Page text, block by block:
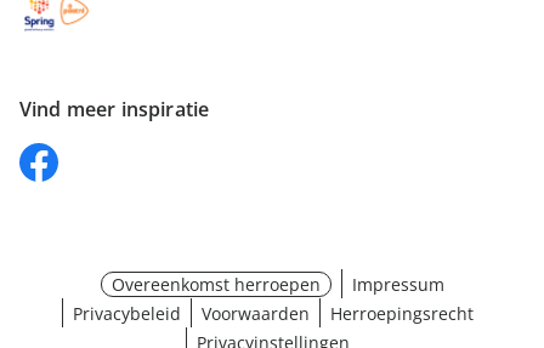
Vind meer inspiratie
Overeenkomst herroepen
Impressum
Privacybeleid
Voorwaarden
Herroepingsrecht
Privacyinstellingen